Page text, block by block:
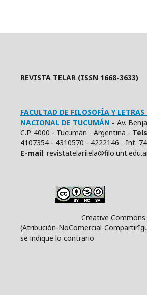
REVISTA TELAR (ISSN 1668-3633)
FACULTAD DE FILOSOFÍA Y
NACIONAL DE TUCUMÁN - Av.
C.P. 4000 - Tucumán - Argentina - Tels
4107354 - 4310570 - 4222146 - Int.
E-mail:
Creative Commons 4.0
(Atribución-NoComercial-
se indique lo contrario